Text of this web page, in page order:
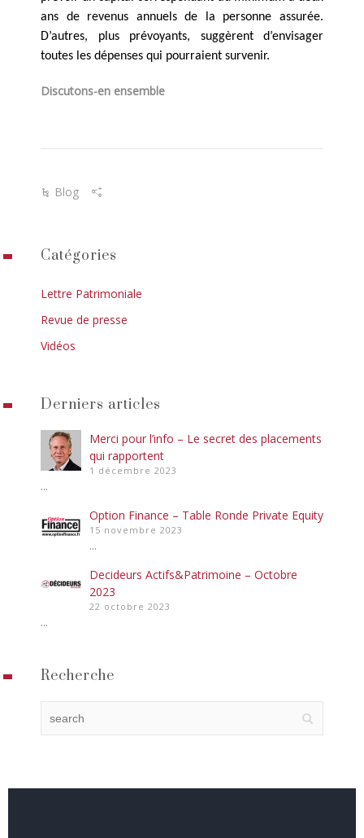
ans de revenus annuels de la personne assurée.
D’autres, plus prévoyants, suggèrent d’envisager
toutes les dépenses qui pourraient survenir.
Discutons-en ensemble
Blog
Catégories
Lettre Patrimoniale
Revue de presse
Vidéos
Derniers articles
Merci pour l’info – Le secret des placements
qui rapportent
1 décembre 2023
...
Option Finance – Table Ronde Private Equity
15 novembre 2023
...
Decideurs Actifs&Patrimoine – Octobre
2023
22 octobre 2023
...
Recherche